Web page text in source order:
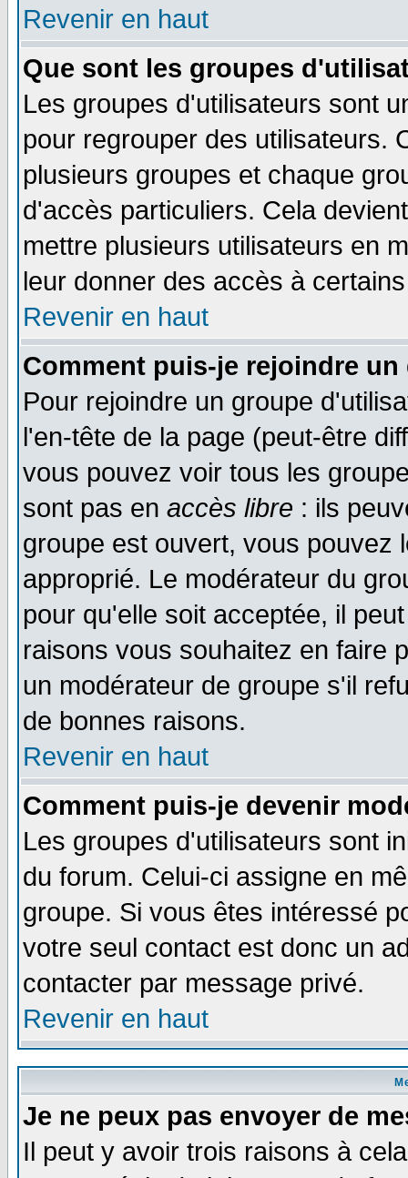
Revenir en haut
Que sont les groupes
Les groupes d'utilisateurs sont
pour regrouper des utilisateurs.
plusieurs groupes et chaque
d'accès particuliers. Cela
mettre plusieurs utilisateurs en
leur donner des accès à
Revenir en haut
Comment puis-je rejoindre
Pour rejoindre un groupe
l'en-tête de la page (peut-être
vous pouvez voir tous les
sont pas en accès libre : ils
groupe est ouvert, vous pouvez
approprié. Le modérateur du
pour qu'elle soit acceptée, il
raisons vous souhaitez en faire
un modérateur de groupe s'il
de bonnes raisons.
Revenir en haut
Comment puis-je devenir
Les groupes d'utilisateurs sont
du forum. Celui-ci assigne en
groupe. Si vous êtes intéressé
votre seul contact est donc un
contacter par message privé.
Revenir en haut
Je ne peux pas envoyer de
Il peut y avoir trois raisons à